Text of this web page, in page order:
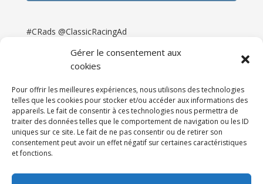
Gérer le consentement aux
cookies
Pour offrir les meilleures expériences, nous utilisons des technologies
telles que les cookies pour stocker et/ou accéder aux informations des
appareils. Le fait de consentir à ces technologies nous permettra de
traiter des données telles que le comportement de navigation ou les ID
uniques sur ce site. Le fait de ne pas consentir ou de retirer son
consentement peut avoir un effet négatif sur certaines caractéristiques
et fonctions.
#CRads @ClassicRacingAd
Newsletter & Presse
Partenaires Tarifs